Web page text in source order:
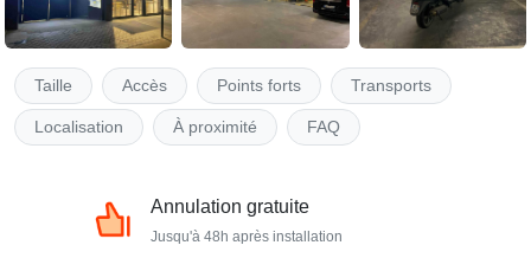
Taille Accès Points forts Transports
Localisation À proximité FAQ
Annulation gratuite
Jusqu'à 48h après installation